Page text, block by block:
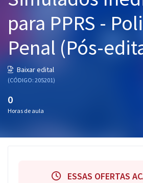
Graduação
Mentorias
Questões grátis
para PPRS -
Penal (Pós-
Baixar edital
(CÓDIGO: 205201)
0
Horas de aula
ESSAS OFERTAS